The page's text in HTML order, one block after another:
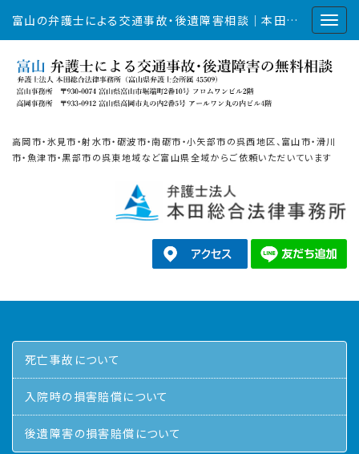
富山の弁護士による交通事故・後遺障害相談｜本田総合法律事務所
高岡市・氷見市・射水市・砺波市・南砺市・小矢部市の呉西地区、富山市・滑川
市・魚津市・黒部市の呉東地域など富山県全域からご依頼いただいています
死亡事故について
入院時の損害賠償について
後遺障害の損害賠償について